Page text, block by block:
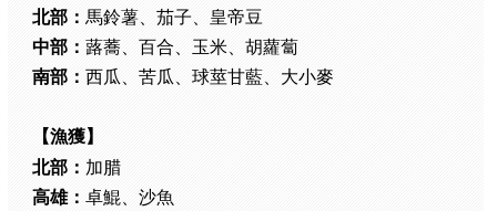
北部： 馬鈴薯、茄子、皇帝豆
中部： 蕗蕎、百合、玉米、胡蘿蔔
南部： 西瓜、苦瓜、球莖甘藍、大小麥
【漁獲】
北部： 加腊
高雄： 卓鯤、沙魚